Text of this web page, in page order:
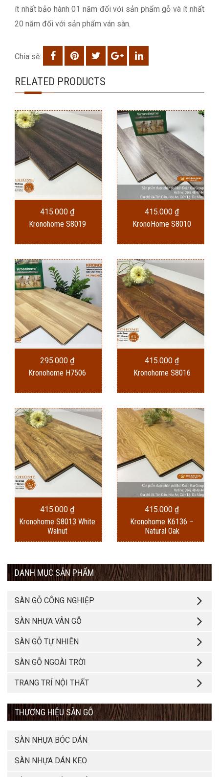
ít nhất bảo hành 01 năm đối với sản phẩm gỗ và ít nhất
20 năm đối với sản phẩm ván sàn.
Chia sẽ:
RELATED PRODUCTS
415.000 ₫
Kronohome S8019
415.000 ₫
KronoHome S8010
295.000 ₫
Kronohome H7506
415.000 ₫
Kronohome S8016
415.000 ₫
Kronohome S8013 White
Walnut
415.000 ₫
Kronohome K6136 –
Natural Oak
DANH MỤC SẢN PHẨM
SÀN GỖ CÔNG NGHIỆP
SÀN NHỰA VÂN GỖ
SÀN GỖ TỰ NHIÊN
SÀN GỖ NGOÀI TRỜI
TRANG TRÍ NỘI THẤT
THƯƠNG HIỆU SÀN GỖ
SÀN NHỰA BÓC DÁN
SÀN NHỰA DÁN KEO